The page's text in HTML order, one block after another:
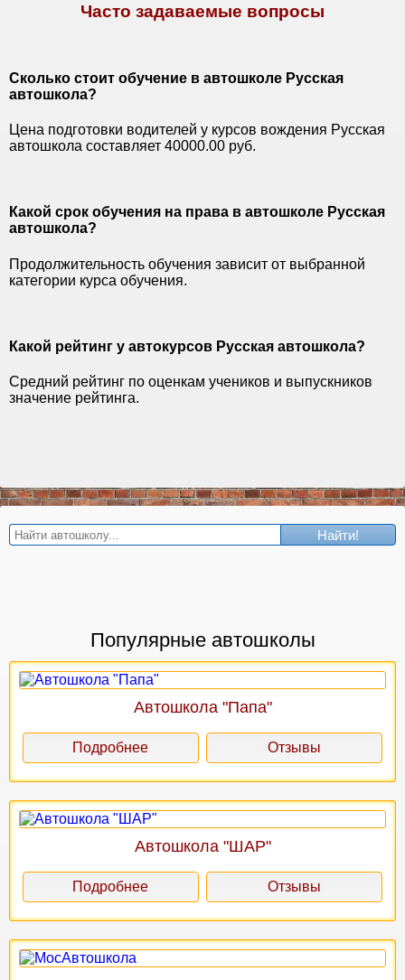
Часто задаваемые вопросы
Сколько стоит обучение в автошколе Русская
автошкола?
Цена подготовки водителей у курсов вождения Русская
автошкола составляет 40000.00 руб.
Какой срок обучения на права в автошколе Русская
автошкола?
Продолжительность обучения зависит от выбранной
категории курса обучения.
Какой рейтинг у автокурсов Русская автошкола?
Средний рейтинг по оценкам учеников и выпускников
значение рейтинга.
Найти!
Популярные автошколы
Автошкола "Папа"
Подробнее Отзывы
Автошкола "ШАР"
Подробнее Отзывы